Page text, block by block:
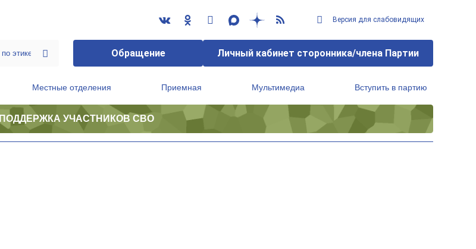
Версия для слабовидящих
Обращение Личный кабинет сторонника/члена Партии
Местные отделения Приемная Мультимедиа Вступить в партию
ПОДДЕРЖКА УЧАСТНИКОВ СВО